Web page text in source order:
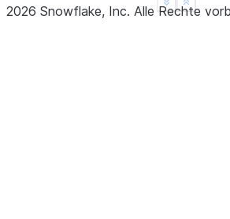
Show
See more
2026 Snowflake, Inc. Alle Rechte